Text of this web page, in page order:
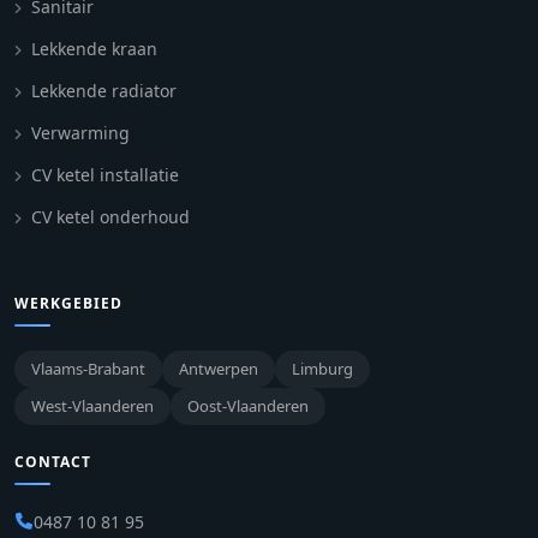
Sanitair
Lekkende kraan
Lekkende radiator
Verwarming
CV ketel installatie
CV ketel onderhoud
WERKGEBIED
Vlaams-Brabant Antwerpen
Limburg
West-Vlaanderen
Oost-Vlaanderen
CONTACT
0487 10 81 95